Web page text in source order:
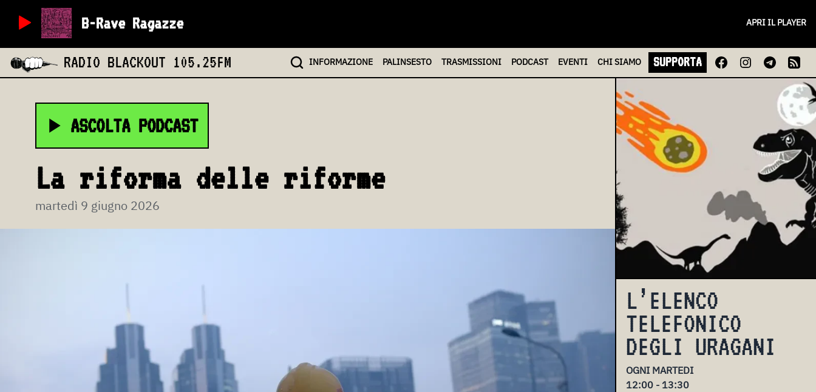
B-Rave Ragazze APRI IL PLAYER
RADIO BLACKOUT 105.25FM INFORMAZIONE PALINSESTO TRASMISSIONI PODCAST EVENTI CHISIAMO SUPPORTA
ASCOLTA PODCAST
La riforma delle riforme
martedì 9 giugno 2026
L’ELENCO
TELEFONICO
DEGLI URAGANI
OGNI MARTEDI
12:00 - 13:30